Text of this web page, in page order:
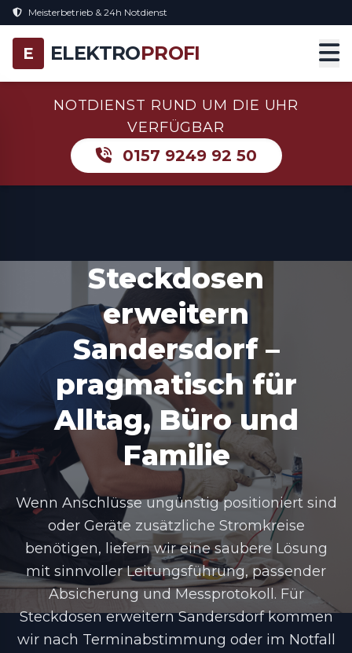
Meisterbetrieb & 24h Notdienst
E ELEKTROPROFI
NOTDIENST RUND UM DIE UHR
VERFÜGBAR
0157 9249 92 50
Steckdosen
erweitern
Sandersdorf –
pragmatisch für
Alltag, Büro und
Familie
Wenn Anschlüsse ungünstig positioniert sind
oder Geräte zusätzliche Stromkreise
benötigen, liefern wir eine saubere Lösung
mit sinnvoller Leitungsführung, passender
Absicherung und Messprotokoll. Für
Steckdosen erweitern Sandersdorf kommen
wir nach Terminabstimmung oder im Notfall